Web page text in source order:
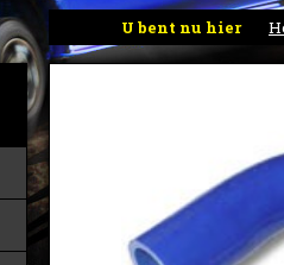
U bent nu hier